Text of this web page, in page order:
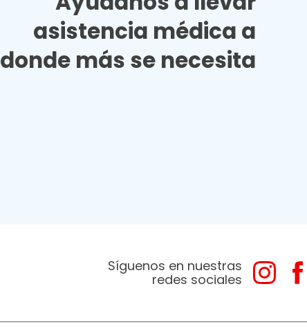
asistencia médica a
donde más se necesita
Síguenos en nuestras
redes sociales